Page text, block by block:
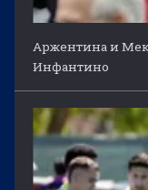
Аржентина и
Инфантино